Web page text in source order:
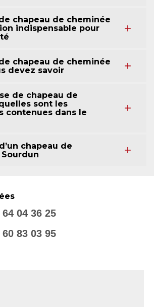
chapeau de cheminée
indispensable pour
chapeau de cheminée
devez savoir
de chapeau de
sont les
contenues dans le
chapeau de
64 04 36 25
60 83 03 95